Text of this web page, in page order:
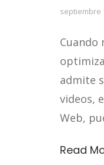
septiembre
admite
videos,
Web,
Read